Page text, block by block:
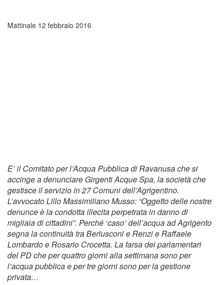
Mattinale 12 febbraio 2016
E’ il Comitato per l’Acqua Pubblica di Ravanusa che si
accinge a denunciare Girgenti Acque Spa, la società che
gestisce il servizio in 27 Comuni dell’Agrigentino.
L’avvocato Lillo Massimiliano Musso: “Oggetto delle nostre
denunce è la condotta illecita perpetrata in danno di
migliaia di cittadini”. Perché ‘caso’ dell’acqua ad Agrigento
segna la continuità tra Berlusconi e Renzi e Raffaele
Lombardo e Rosario Crocetta. La farsa dei parlamentari
del PD che per quattro giorni alla settimana sono per
l’acqua pubblica e per tre giorni sono per la gestione
privata…